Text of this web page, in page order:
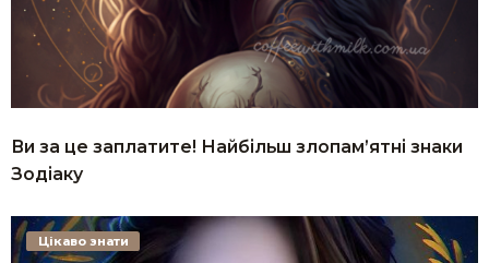
Ви за це заплатите! Найбільш злопам’ятні знаки
Зодіаку
Цікаво знати